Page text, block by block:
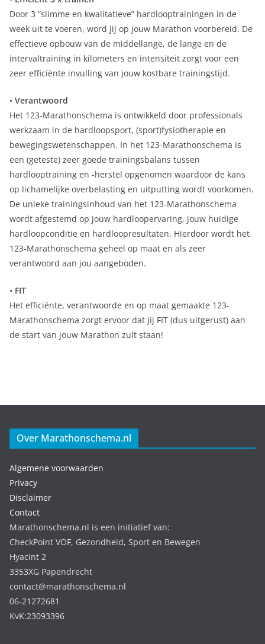
Door 3 “slimme en kwalitatieve” hardlooptrainingen in de
week uit te voeren, word jij op jouw Marathon voorbereid. De
effectieve opbouw van de middellange, de lange en de
intervaltraining in kilometers en intensiteit zorgt voor een
zeer efficiënte invulling van jouw kostbare trainingstijd.
• Verantwoord
Het 123-Marathonschema is ontwikkeld door professionals
werkzaam in de hardloopsport, (sport)fysiotherapie en
bewegingswetenschappen. In het 123-Marathonschema is
een (geteste) zeer goede trainingsbalans tussen
hardlooptraining en -herstel opgenomen waardoor de kans
op lichamelijke overbelasting en uitputting wordt voorkomen.
De unieke trainingsinhoud van het 123-Marathonschema
wordt afgestemd op jouw hardloopervaring, jouw huidige
hardloopconditie en hardloopresultaten. Hierdoor wordt het
123-Marathonschema geheel op maat en als zeer
verantwoord aan jou aangeboden.
• FIT
Het efficiënte, verantwoorde en op maat gemaakte 123-
Marathonschema zorgt ervoor dat jij FIT (dus uitgerust) aan
de start van jouw Marathon zult staan!
Over Marathonschema.nl
Algemene voorwaarden
Privacy
Disclaimer
Contact
Marathonschema.nl is een initiatief van:
CheckPoint VOF, Gezondheid, Sport en Bewegen
Hyacint 2
3353XG Papendrecht
contact@marathonschema.nl
06-21272681
KvK:23093396